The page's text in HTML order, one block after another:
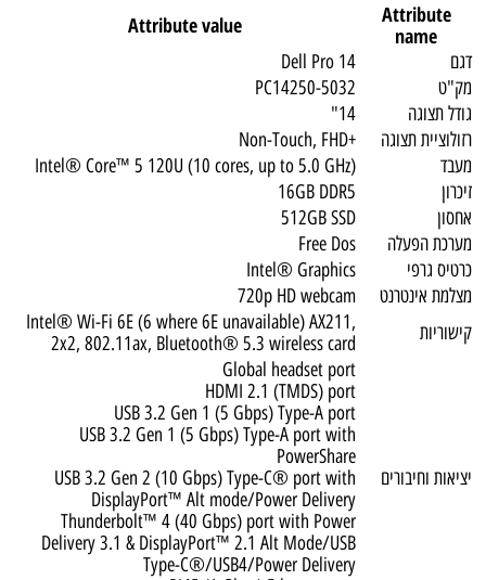
Attribute
name
Attribute value
דגם
Dell Pro 14
מק"ט
PC14250-5032
גודל תצוגה
14"
רזולוציית תצוגה
+Non-Touch, FHD
מעבד
Intel® Core™ 5 120U (10 cores, up to 5.0 GHz)
זיכרון
16GB DDR5
אחסון
512GB SSD
מערכת הפעלה
Free Dos
כרטיס גרפי
Intel® Graphics
מצלמת אינטרנט
720p HD webcam
קישוריות
Intel® Wi-Fi 6E (6 where 6E unavailable) AX211,
2x2, 802.11ax, Bluetooth® 5.3 wireless card
יציאות וחיבורים
Global headset port
HDMI 2.1 (TMDS) port
USB 3.2 Gen 1 (5 Gbps) Type-A port
USB 3.2 Gen 1 (5 Gbps) Type-A port with
PowerShare
USB 3.2 Gen 2 (10 Gbps) Type-C® port with
DisplayPort™ Alt mode/Power Delivery
Thunderbolt™ 4 (40 Gbps) port with Power
Delivery 3.1 & DisplayPort™ 2.1 Alt Mode/USB
Type-C®/USB4/Power Delivery